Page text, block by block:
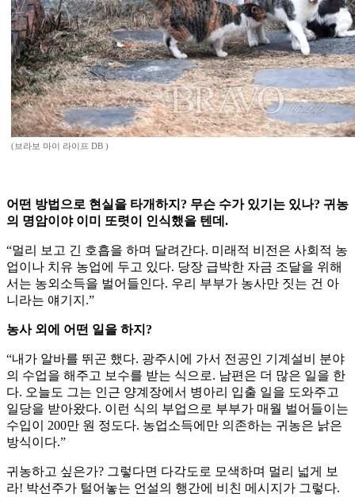
(브라보 마이 라이프 DB )
어떤 방법으로 현실을 타개하지? 무슨 수가 있기는 있나? 귀농
의 명암이야 이미 또렷이 인식했을 텐데.
“멀리 보고 긴 호흡을 하며 달려간다. 미래적 비전은 사회적 농
업이나 치유 농업에 두고 있다. 당장 급박한 자금 조달을 위해
서는 농외소득을 벌어들인다. 우리 부부가 농사만 짓는 건 아
니라는 얘기지.”
농사 외에 어떤 일을 하지?
“내가 알바를 뛰곤 했다. 광주시에 가서 전공인 기계설비 분야
의 수업을 해주고 보수를 받는 식으로. 남편은 더 많은 일을 한
다. 오늘도 그는 인근 양계장에서 병아리 입출 일을 도와주고
일당을 받아왔다. 이런 식의 부업으로 부부가 매월 벌어들이는
수입이 200만 원 정도다. 농업소득에만 의존하는 귀농은 낡은
방식이다.”
귀농하고 싶은가? 그렇다면 다각도로 모색하며 멀리 넓게 보
라! 박선주가 털어놓는 언설의 행간에 비친 메시지가 그렇다.